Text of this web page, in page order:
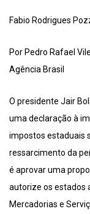
Fabio Rodrigues
Por Pedro Rafael
Agência Brasil
O presidente Jair
uma declaração à
impostos estaduais
ressarcimento da
é aprovar uma
autorize os estados
Mercadorias e